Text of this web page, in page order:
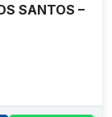
SANTOS –